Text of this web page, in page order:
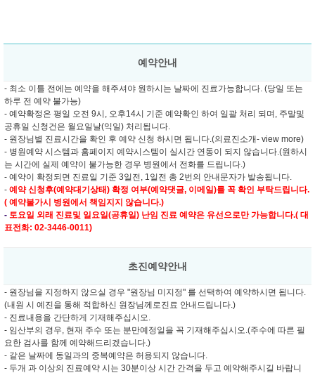
예약안내
- 최소 이틀 전에는 예약을 해주셔야 원하시는 날짜에 진료가능합니다. (당일 또는
하루 전 예약 불가능)
- 예약확정은 평일 오전 9시, 오후14시 기준 예약확인 하여 일괄 처리 되며, 주말및
공휴일 신청건은 월요일날(익일) 처리됩니다.
- 원장님별 진료시간을 확인 후 예약 신청 하시면 됩니다.(의료진소개- view more)
- 병원예약 시스템과 홈페이지 예약시스템이 실시간 연동이 되지 않습니다.(원하시
는 시간에 실제 예약이 불가능한 경우 병원에서 전화를 드립니다.)
- 예약이 확정되면 진료일 기준 3일전, 1일전 총 2번의 안내문자가 발송됩니다.
- 예약 신청후(예약대기상태) 확정 여부(예약댓글, 이메일)를 꼭 확인 부탁드립니다.
( 예약불가시 병원에서 책임지지 않습니다.)
- 토요일 외래 진료및 일요일(공휴일) 난임 진료 예약은 유선으로만 가능합니다.( 대
표전화: 02-3446-0011)
초진예약안내
- 원장님을 지정하지 않으실 경우 "원장님 미지정" 를 선택하여 예약하시면 됩니다.
(내원 시 예진을 통해 적합하신 원장님께로진료 안내드립니다.)
- 진료내용을 간단하게 기재해주십시오.
- 임산부의 경우, 현재 주수 또는 분만예정일을 꼭 기재해주십시오.(주수에 따른 필
요한 검사를 함께 예약해드리겠습니다.)
- 같은 날짜에 동일과의 중복예약은 허용되지 않습니다.
- 두개 과 이상의 진료예약 시는 30분이상 시간 간격을 두고 예약해주시길 바랍니